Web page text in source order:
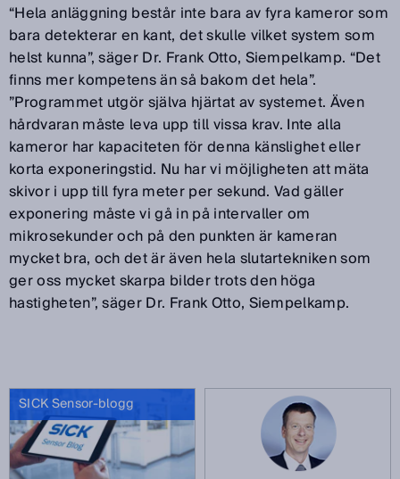
“Hela anläggning består inte bara av fyra kameror som
bara detekterar en kant, det skulle vilket system som
helst kunna”, säger Dr. Frank Otto, Siempelkamp. “Det
finns mer kompetens än så bakom det hela”.
”Programmet utgör själva hjärtat av systemet. Även
hårdvaran måste leva upp till vissa krav. Inte alla
kameror har kapaciteten för denna känslighet eller
korta exponeringstid. Nu har vi möjligheten att mäta
skivor i upp till fyra meter per sekund. Vad gäller
exponering måste vi gå in på intervaller om
mikrosekunder och på den punkten är kameran
mycket bra, och det är även hela slutartekniken som
ger oss mycket skarpa bilder trots den höga
hastigheten”, säger Dr. Frank Otto, Siempelkamp.
SICK Sensor-blogg